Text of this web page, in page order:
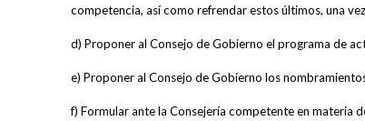
competencia, así como refrendar estos últimos, una
d) Proponer al Consejo de Gobierno el programa de
e) Proponer al Consejo de Gobierno los
f) Formular ante la Consejería competente en materia